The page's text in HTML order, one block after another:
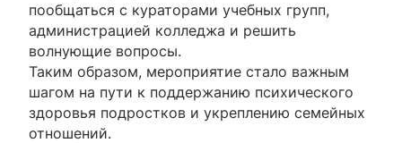
пообщаться с кураторами учебных групп,
администрацией колледжа и решить
волнующие вопросы.
Таким образом, мероприятие стало важным
шагом на пути к поддержанию психического
здоровья подростков и укреплению семейных
отношений.